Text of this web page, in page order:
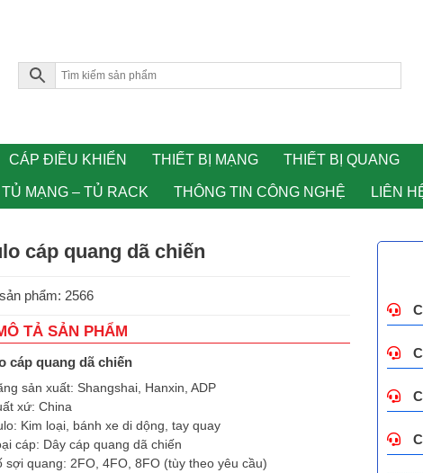
CÁP ĐIỀU KHIỂN THIẾT BỊ MẠNG THIẾT BỊ QUANG
TỦ MẠNG – TỦ RACK THÔNG TIN CÔNG NGHỆ LIÊN
cáp quang dã chiến
phẩm: 2566
TẢ SẢN PHẨM
cáp quang dã chiến
sản xuất: Shangshai, Hanxin, ADP
xứ: China
Kim loại, bánh xe di dộng, tay quay
cáp: Dây cáp quang dã chiến
sợi quang: 2FO, 4FO, 8FO (tùy theo yêu cầu)